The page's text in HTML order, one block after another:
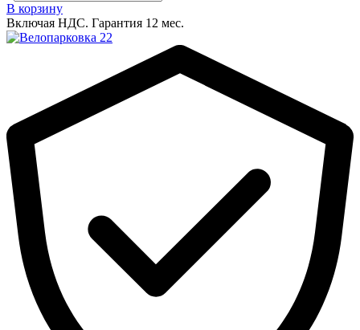
В корзину
Включая НДС. Гарантия 12 мес.